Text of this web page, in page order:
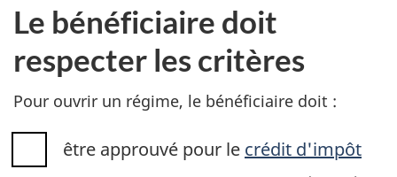
Le bénéficiaire doit
respecter les critères
Pour ouvrir un régime, le bénéficiaire doit :
être approuvé pour le crédit d'impôt